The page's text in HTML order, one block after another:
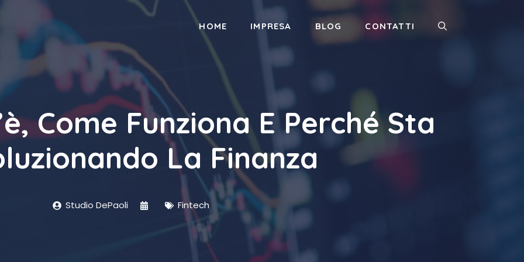
HOME IMPRESA BLOG CONTATTI
Come Funziona E Perché Sta
La Finanza
Studio DePaoli Fintech